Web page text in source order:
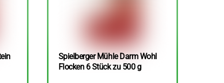
Spielberger Mühle Darm Wohl
Flocken 6 Stück zu 500 g